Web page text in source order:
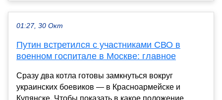
01:27, 30 Окт
Путин встретился с участниками СВО в
военном госпитале в Москве: главное
Сразу два котла готовы замкнуться вокруг
украинских боевиков — в Красноармейске и